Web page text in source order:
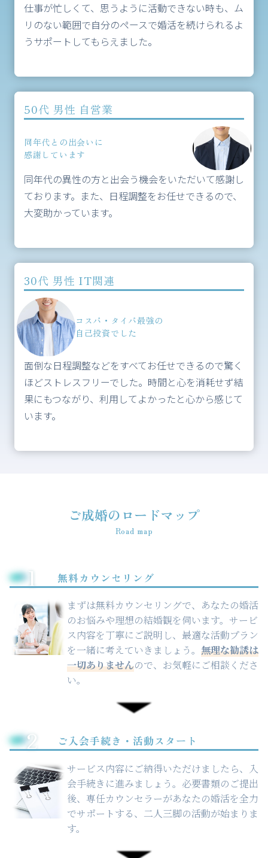
仕事が忙しくて、思うように活動できない時も、ム
リのない範囲で自分のペースで婚活を続けられるよ
うサポートしてもらえました。
50代 男性 自営業
同年代との出会いに
感謝しています
同年代の異性の方と出会う機会をいただいて感謝し
ております。また、日程調整をお任せできるので、
大変助かっています。
30代 男性 IT関連
コスパ・タイパ最強の
自己投資でした
面倒な日程調整などをすべてお任せできるので驚く
ほどストレスフリーでした。時間と心を消耗せず結
果にもつながり、利用してよかったと心から感じて
います。
ご成婚のロードマップ
Road map
1 無料カウンセリング
まずは無料カウンセリングで、あなたの婚活
のお悩みや理想の結婚観を伺います。サービ
ス内容を丁寧にご説明し、最適な活動プラン
を一緒に考えていきましょう。 無理な勧誘は
一切ありませんので、お気軽にご相談くださ
い。
2 ご入会手続き・活動スタート
サービス内容にご納得いただけましたら、入
会手続きに進みましょう。必要書類のご提出
後、専任カウンセラーがあなたの婚活を全力
でサポートする、二人三脚の活動が始まりま
す。